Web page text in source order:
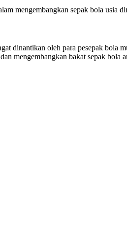
mengembangkan sepak bola usia
dinantikan oleh para pesepak bola
mengembangkan bakat sepak